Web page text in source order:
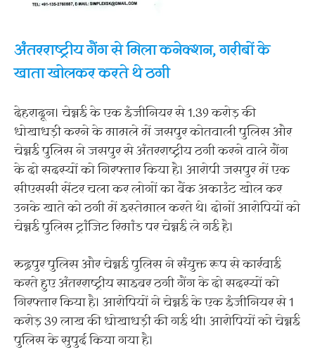
अंतरराष्ट्रीय गैंग से मिला कनेक्शन, गरीबों के
खाता खोलकर करते थे ठगी
देहरादून। चेन्नई के एक इंजीनियर से 1.39 करोड़ की
धोखाधड़ी करने के मामले में जसपुर कोतवाली पुलिस और
चेन्नई पुलिस ने जसपुर से अंतरराष्ट्रीय ठगी करने वाले गैंग
के दो सदस्यों को गिरफ्तार किया है। आरोपी जसपुर में एक
सीएससी सेंटर चला कर लोगों का बैंक अकाउंट खोल कर
उनके खाते को ठगी में इस्तेमाल करते थे। दोनों आरोपियों को
चेन्नई पुलिस ट्रांजिट रिमांड पर चेन्नई ले गई है।
रुद्रपुर पुलिस और चेन्नई पुलिस ने संयुक्त रूप से कार्रवाई
करते हुए अंतरराष्ट्रीय साइबर ठगी गैंग के दो सदस्यों को
गिरफ्तार किया है। आरोपियों ने चेन्नई के एक इंजीनियर से 1
करोड़ 39 लाख की धोखाधड़ी की गई थी। आरोपियों को चेन्नई
पुलिस के सुपुर्द किया गया है।